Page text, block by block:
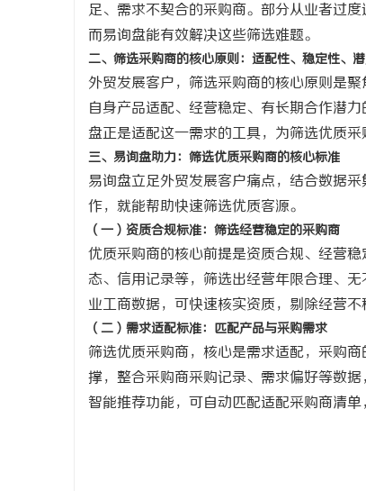
足、需求不契合的采购商。部分从业者过
而易询盘能有效解决这些筛选难题。
二、筛选采购商的核心原则：适配性、稳定性、
外贸发展客户，筛选采购商的核心原则是
自身产品适配、经营稳定、有长期合作潜
盘正是适配这一需求的工具，为筛选优质采
三、易询盘助力：筛选优质采购商的核心标准
易询盘立足外贸发展客户痛点，结合数据
作，就能帮助快速筛选优质客源。
（一）资质合规标准：筛选经营稳定的采购商
优质采购商的核心前提是资质合规、经营
态、信用记录等，筛选出经营年限合理、
业工商数据，可快速核实资质，剔除经营不
（二）需求适配标准：匹配产品与采购需求
筛选优质采购商，核心是需求适配，采购
撑，整合采购商采购记录、需求偏好等数
智能推荐功能，可自动匹配适配采购商清单